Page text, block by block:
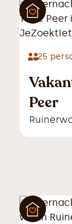
25
Peer